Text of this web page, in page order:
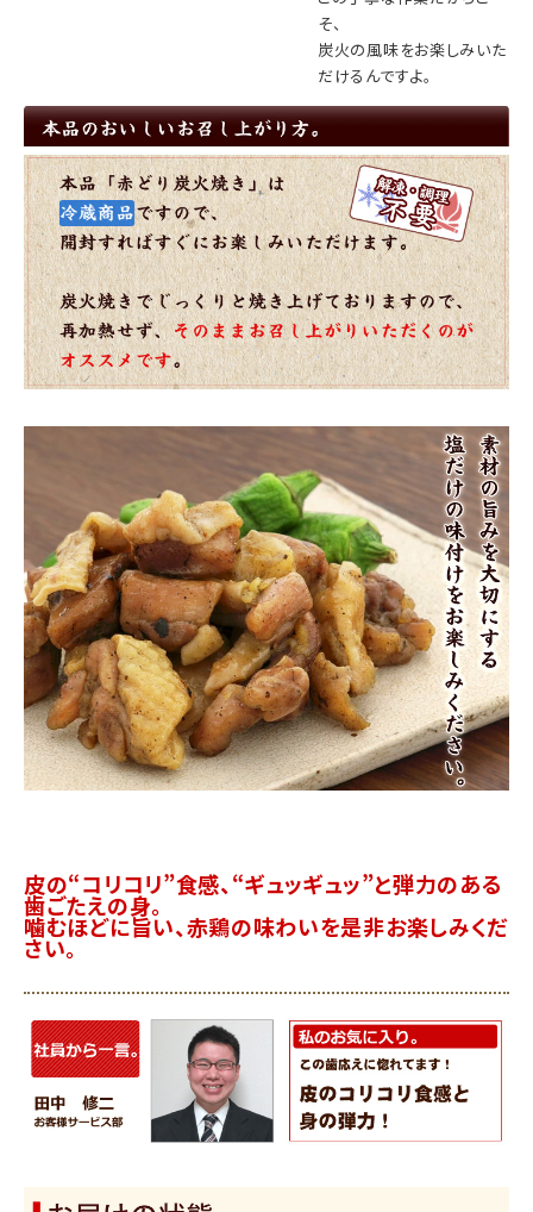
そ、
炭火の風味をお楽しみいた
だけるんですよ。
皮の“コリコリ”食感、“ギュッギュッ”と弾力のある
歯ごたえの身。
噛むほどに旨い、赤鶏の味わいを是非お楽しみくだ
さい。